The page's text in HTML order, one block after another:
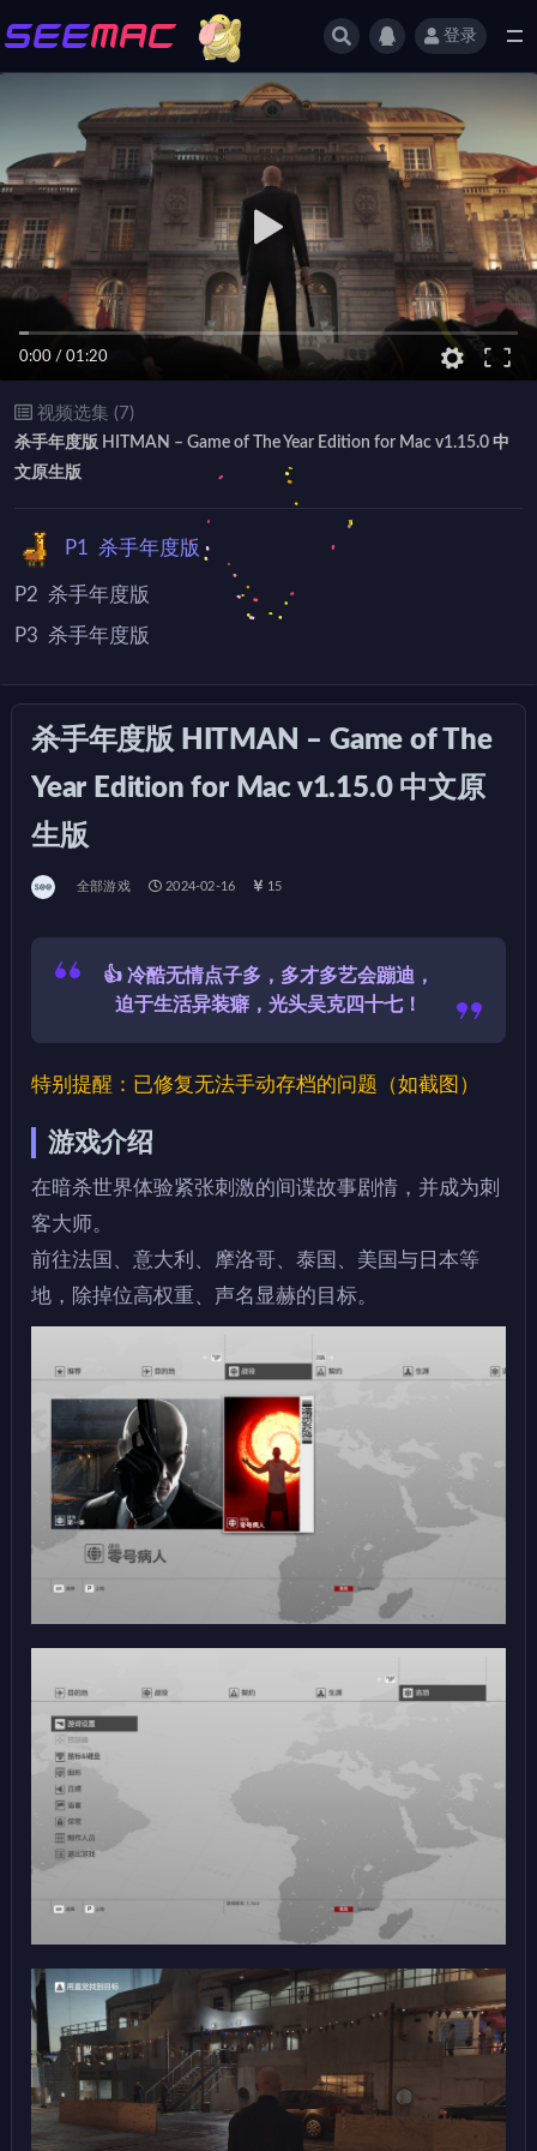
登录
0:00 / 01:20
视频选集 (7)
杀手年度版 HITMAN – Game of The Year Edition for Mac v1.15.0 中
文原生版
P1 杀手年度版
P2 杀手年度版
P3 杀手年度版
P6
杀手年度版
杀手年度版
杀手年度版 HITMAN – Game of The
Year Edition for Mac v1.15.0 中文原
生版
全部游戏 2024-02-16 15
👍 冷酷无情点子多，多才多艺会蹦迪，
迫于生活异装癖，光头吴克四十七！
特别提醒：已修复无法手动存档的问题（如截图）
游戏介绍
在暗杀世界体验紧张刺激的间谍故事剧情，并成为刺
客大师。
前往法国、意大利、摩洛哥、泰国、美国与日本等
地，除掉位高权重、声名显赫的目标。